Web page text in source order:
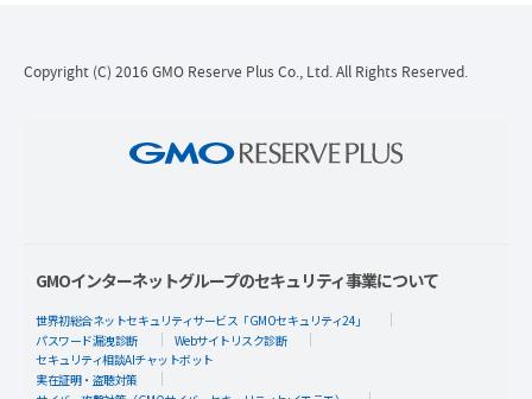
Copyright (C) 2016 GMO Reserve Plus Co., Ltd. All Rights Reserved.
GMOインターネットグループのセキュリティ事業について
世界初総合ネットセキュリティサービス「GMOセキュリティ24」
パスワード漏洩診断
Webサイトリスク診断
セキュリティ相談AIチャットボット
実在証明・盗聴対策